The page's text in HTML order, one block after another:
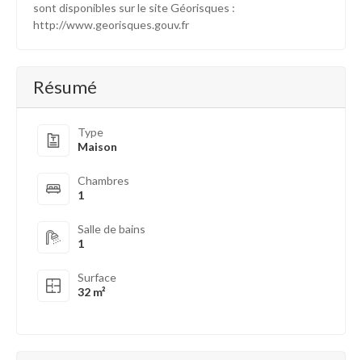
sont disponibles sur le site Géorisques :
http://www.georisques.gouv.fr
Résumé
Type
Maison
Chambres
1
Salle de bains
1
Surface
32 m²